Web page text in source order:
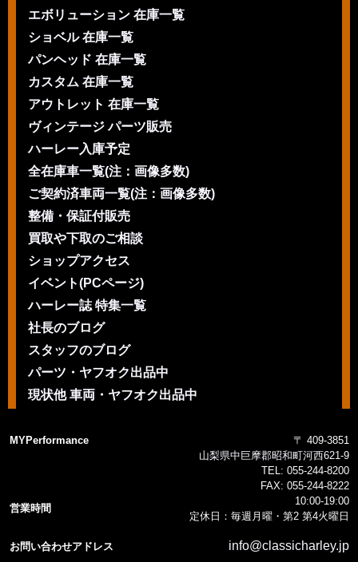
エボリューション 在庫一覧
ショベル 在庫一覧
パンヘッド 在庫一覧
カスタム 在庫一覧
アウトレット 在庫一覧
ヴィンテージ パーツ販売
ハーレー入庫予定
全在庫車一覧(注：画像多数)
ご契約済車両一覧(注：画像多数)
整備・保証付販売
買取や下取のご相談
ショップアクセス
イベント(PCページ)
ハーレー誌 特集一覧
社長のブログ
スタッフのブログ
パーツ・ヤフオク出品中
現状他 車両・ヤフオク出品中
MYPerformance
〒 409-3851
山梨県中巨摩郡昭和町河西621-9
TEL: 055-244-8200
FAX: 055-244-8222
営業時間
10:00-19:00
定休日：毎週月曜・第2 第4火曜日
お問い合わせアドレス info@classicharley.jp